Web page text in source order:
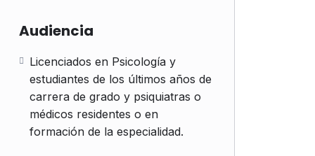
Audiencia
Licenciados en Psicología y
estudiantes de los últimos años de
carrera de grado y psiquiatras o
médicos residentes o en
formación de la especialidad.